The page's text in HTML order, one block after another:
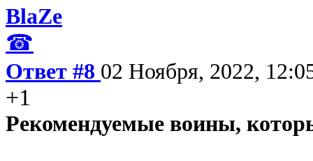
BlaZe
☎
Ответ #8 02 Ноября, 2022,
+1
Рекомендуемые воины,